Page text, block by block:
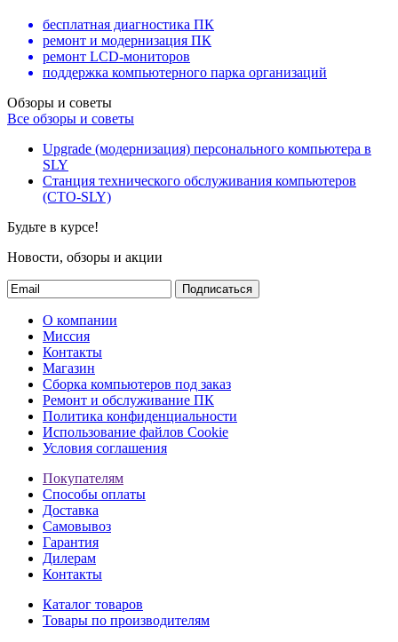
бесплатная диагностика ПК
ремонт и модернизация ПК
ремонт LCD-мониторов
поддержка компьютерного парка организаций
Обзоры и советы
Все обзоры и советы
Upgrade (модернизация) персонального компьютера в
SLY
Станция технического обслуживания компьютеров
(СТО-SLY)
Будьте в курсе!
Новости, обзоры и акции
Подписаться
О компании
Миссия
Контакты
Магазин
Сборка компьютеров под заказ
Ремонт и обслуживание ПК
Политика конфиденциальности
Использование файлов Cookie
Условия соглашения
Покупателям
Способы оплаты
Доставка
Самовывоз
Гарантия
Дилерам
Контакты
Каталог товаров
Товары по производителям